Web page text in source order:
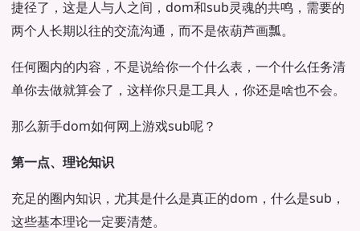
捷径了，这是人与人之间，dom和sub灵魂的共鸣，需要的
两个人长期以往的交流沟通，而不是依葫芦画瓢。
任何圈内的内容，不是说给你一个什么表，一个什么任务清
单你去做就算会了，这样你只是工具人，你还是啥也不会。
那么新手dom如何网上游戏sub呢？
第一点、理论知识
充足的圈内知识，尤其是什么是真正的dom，什么是sub，
这些基本理论一定要清楚。